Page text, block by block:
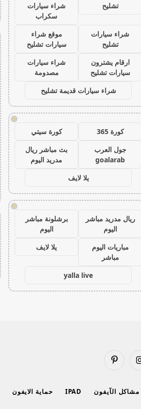
تشليح
شراء سيارات
سكراب
شراء سيارات
تشليح
موقع شراء
سيارات تشليح
ارقام يشترون
سيارات تشليح
شراء سيارات
مصدومة
شراء سيارات قديمة تشليح
!
كورة 365
كورة سيتي
جول العرب
goalarab
بث مباشر ريال
مدريد اليوم
يلا لايف
!
ريال مدريد مباشر
اليوم
برشلونة مباشر
اليوم
مباريات اليوم
مباشر
يلا لايف
yalla live
الانستغرامبينتيريست
مشاكل الآيفون IPAD حماية الايفون